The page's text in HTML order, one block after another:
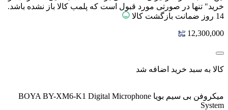
خرید" تنها در صورتی مورد قبول است که پلمب کالا باز نشده باشد.
14 روز ضمانت بازگشت کالا
12,300,000
کالا به سبد خرید اضافه شد
میکروفن بی سیم بویا BOYA BY-XM6-K1 Digital Microphone
System